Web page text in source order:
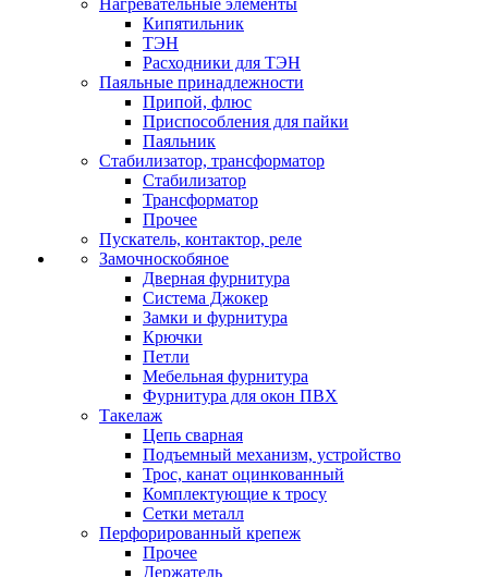
Нагревательные элементы
Кипятильник
ТЭН
Расходники для ТЭН
Паяльные принадлежности
Припой, флюс
Приспособления для пайки
Паяльник
Стабилизатор, трансформатор
Стабилизатор
Трансформатор
Прочее
Пускатель, контактор, реле
Замочноскобяное
Дверная фурнитура
Система Джокер
Замки и фурнитура
Крючки
Петли
Мебельная фурнитура
Фурнитура для окон ПВХ
Такелаж
Цепь сварная
Подъемный механизм, устройство
Трос, канат оцинкованный
Комплектующие к тросу
Сетки металл
Перфорированный крепеж
Прочее
Держатель